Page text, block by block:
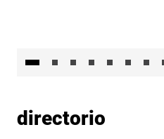
directorio